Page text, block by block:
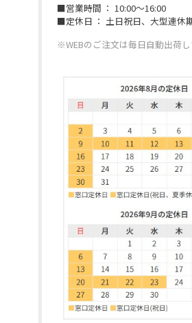
■営業時間 ： 10:00～16:00
■定休日 ： 土日祝日、大型連休
※WEBのご注文は毎日自動出荷し